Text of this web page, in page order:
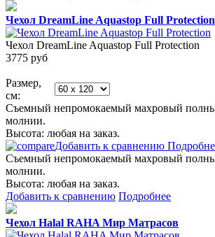
Чехол DreamLine Aquastop Full Protection
Чехол DreamLine Aquastop Full Protection
3775 руб
Размер,
см:
Съемный непромокаемый махровый
молнии.
Высота: любая на заказ.
Добавить к сравнению
Съемный непромокаемый махровый
молнии.
Высота: любая на заказ.
Добавить к сравнению Подробнее
Чехол Halal RAHA Мир Матрасов